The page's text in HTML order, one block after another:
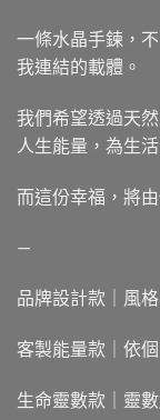
一條水晶手鍊，
我連結的載體。
我們希望透過天
人生能量，為生
而這份幸福，將
—
品牌設計款｜風
客製能量款｜依
生命靈數款｜靈